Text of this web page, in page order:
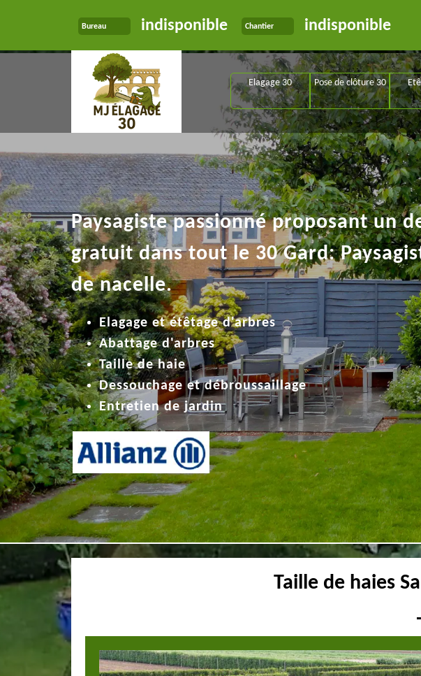
Bureau indisponible Chantier indisponible
Elagage 30 Pose de clôture 30
Paysagiste passionné proposant un
gratuit dans tout le 30 Gard:
de nacelle.
Elagage et étêtage d'arbres
Abattage d'arbres
Taille de haie
Dessouchage et débroussaillage
Entretien de jardin
Taille de haies